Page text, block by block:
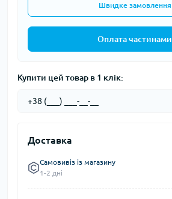
Швидке замовлення
Оплата частинами
Купити цей товар в 1 клік:
Доставка
Самовивіз із магазину
1-2 дні